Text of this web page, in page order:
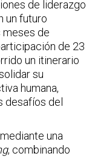
de liderazgo
un futuro
meses de
de 23
un itinerario
su
humana,
desafíos del
una
, combinando